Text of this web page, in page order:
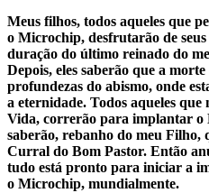
Meus filhos, todos aqueles que
o Microchip, desfrutarão de
duração do último reinado do
Depois, eles saberão que a
profundezas do abismo, onde
a eternidade. Todos aqueles
Vida, correrão para implantar o
saberão, rebanho do meu Filho,
Curral do Bom Pastor. Então
tudo está pronto para iniciar a
o Microchip, mundialmente.